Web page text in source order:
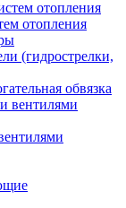
отопления
(гидрострелки,
обвязка